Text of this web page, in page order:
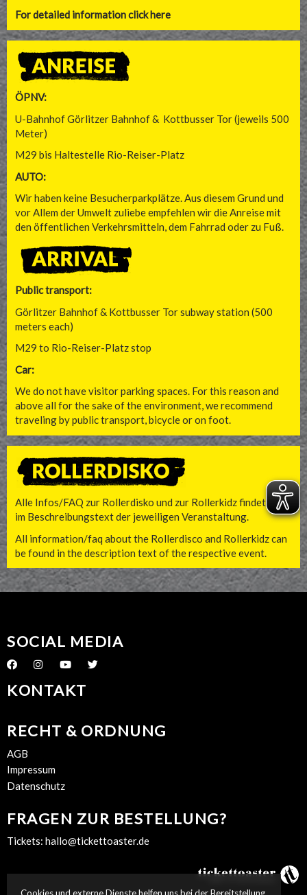
For detailed information click here
ÖPNV:
U-Bahnhof Görlitzer Bahnhof & Kottbusser Tor (jeweils 500
Meter)
M29 bis Haltestelle Rio-Reiser-Platz
AUTO:
Wir haben keine Besucherparkplätze. Aus diesem Grund und
vor Allem der Umwelt zuliebe empfehlen wir die Anreise mit
den öffentlichen Verkehrsmitteln, dem Fahrrad oder zu Fuß.
Public transport:
Görlitzer Bahnhof & Kottbusser Tor subway station (500
meters each)
M29 to Rio-Reiser-Platz stop
Car:
We do not have visitor parking spaces. For this reason and
above all for the sake of the environment, we recommend
traveling by public transport, bicycle or on foot.
Alle Infos/FAQ zur Rollerdisko und zur Rollerkidz findet ihr
im Beschreibungstext der jeweiligen Veranstaltung.
All information/faq about the Rollerdisco and Rollerkidz can
be found in the description text of the respective event.
SOCIAL MEDIA
KONTAKT
RECHT & ORDNUNG
AGB
Impressum
Datenschutz
FRAGEN ZUR BESTELLUNG?
Tickets: hallo@tickettoaster.de